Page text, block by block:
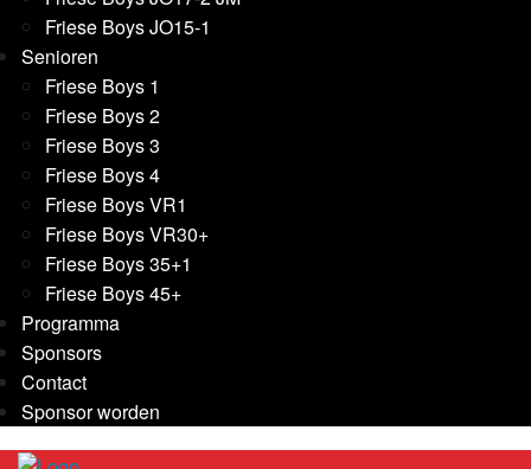
Friese Boys JO15-1
Senioren
Friese Boys 1
Friese Boys 2
Friese Boys 3
Friese Boys 4
Friese Boys VR1
Friese Boys VR30+
Friese Boys 35+1
Friese Boys 45+
Programma
Sponsors
Contact
Sponsor worden